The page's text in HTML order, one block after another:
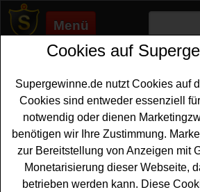
Menü
Supergewinne.de>Gewinnspiele>Reise
Anzeige:
Anzeige:
Karl Lagerfeld
Reise gewinnen
Cookies auf
Supergewinne.de nutzt Cookies auf
Cookies sind entweder essenziell
notwendig oder dienen
benötigen wir Ihre Zustimmung.
zur Bereitstellung von Anzeigen mit
Monetarisierung dieser Webseite,
betrieben werden kann. Diese